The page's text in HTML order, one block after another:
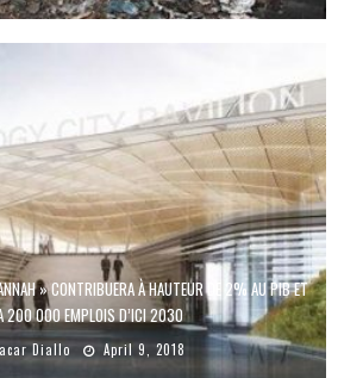
» CONTRIBUERA À HAUTEUR DE 2% AU PIB ET
200 000 EMPLOIS D’ICI 2030
Diallo April 9, 2018